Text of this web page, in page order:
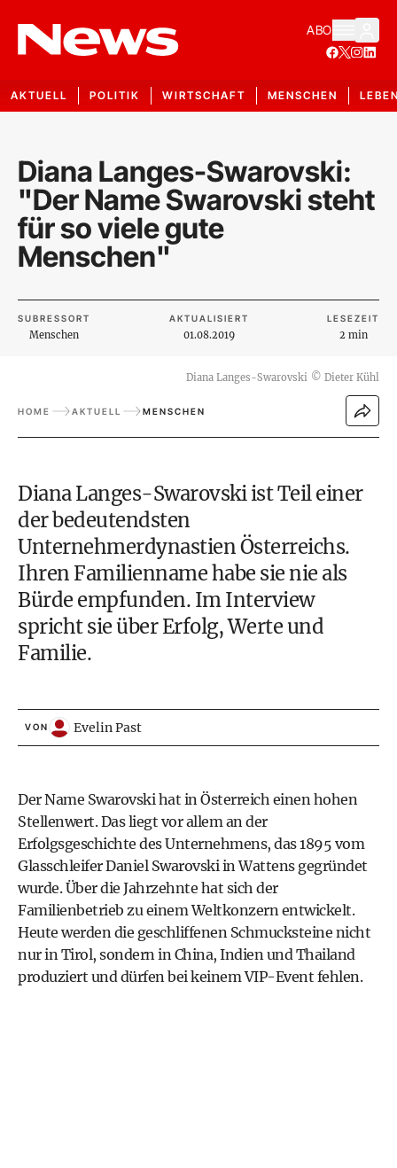
ABO
AKTUELL POLITIK WIRTSCHAFT MENSCHEN
Diana Langes-Swarovski:
"Der Name Swarovski steht
für so viele gute
Menschen"
SUBRESSORT
Menschen
AKTUALISIERT
01.08.2019
LESEZEIT
2 min
Diana Langes-Swarovski © Dieter Kühl
HOME AKTUELL MENSCHEN
Diana Langes-Swarovski ist Teil einer
der bedeutendsten
Unternehmerdynastien Österreichs.
Ihren Familienname habe sie nie als
Bürde empfunden. Im Interview
spricht sie über Erfolg, Werte und
Familie.
VON Evelin Past
Der Name Swarovski hat in Österreich einen hohen
Stellenwert. Das liegt vor allem an der
Erfolgsgeschichte des Unternehmens, das 1895 vom
Glasschleifer Daniel Swarovski in Wattens gegründet
wurde. Über die Jahrzehnte hat sich der
Familienbetrieb zu einem Weltkonzern entwickelt.
Heute werden die geschliffenen Schmucksteine nicht
nur in Tirol, sondern in China, Indien und Thailand
produziert und dürfen bei keinem VIP-Event fehlen.